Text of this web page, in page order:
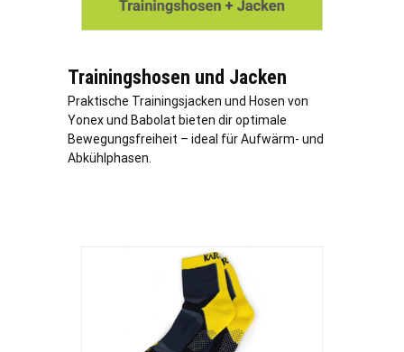
Trainingshosen und Jacken
Praktische Trainingsjacken und Hosen von
Yonex und Babolat bieten dir optimale
Bewegungsfreiheit – ideal für Aufwärm- und
Abkühlphasen.